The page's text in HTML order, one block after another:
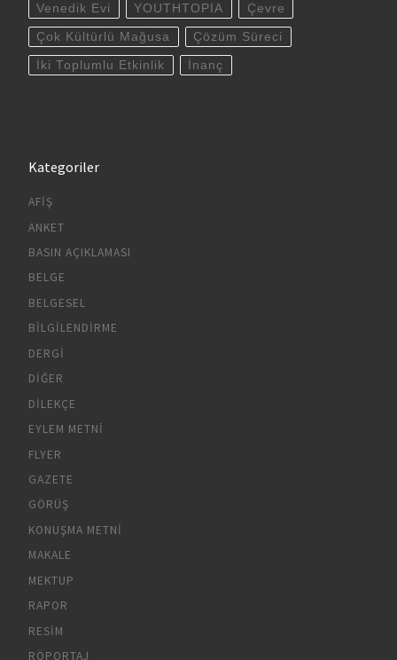
Venedik Evi YOUTHTOPIA Çevre
Çok Kültürlü Mağusa Çözüm Süreci
İki Toplumlu Etkinlik İnanç
Kategoriler
AFIŞ
ANKET
BASIN AÇIKLAMASI
BELGE
BELGESEL
BILGILENDIRME
DERGI
DIĞER
DILEKÇE
EYLEM METNI
FLYER
GAZETE
GÖRÜŞ
KONUŞMA METNI
MAKALE
MEKTUP
RAPOR
RESIM
RÖPORTAJ